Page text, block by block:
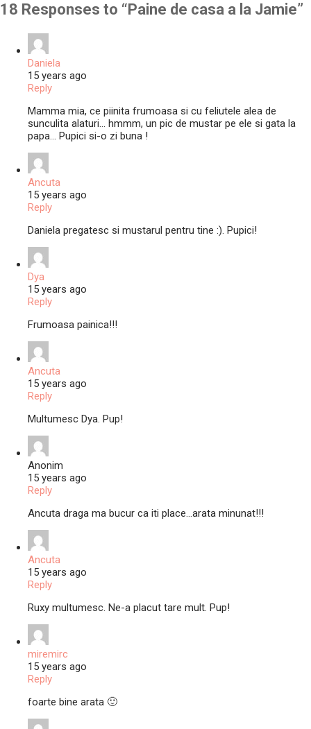
18 Responses to “ Paine de casa a la Jamie”
Daniela
15 years ago
Reply
Mamma mia, ce piinita frumoasa si cu feliutele alea de
sunculita alaturi… hmmm, un pic de mustar pe ele si gata la
papa… Pupici si-o zi buna !
Ancuta
15 years ago
Reply
Daniela pregatesc si mustarul pentru tine :). Pupici!
Dya
15 years ago
Reply
Frumoasa painica!!!
Ancuta
15 years ago
Reply
Multumesc Dya. Pup!
Anonim
15 years ago
Reply
Ancuta draga ma bucur ca iti place…arata minunat!!!
Ancuta
15 years ago
Reply
Ruxy multumesc. Ne-a placut tare mult. Pup!
miremirc
15 years ago
Reply
foarte bine arata 🙂